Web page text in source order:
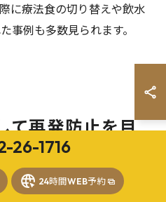
に療法食の切り替えや飲水
事例も多数見られます。
て再発防止を目
は生活習慣改善から
26-1716
24時間WEB予約